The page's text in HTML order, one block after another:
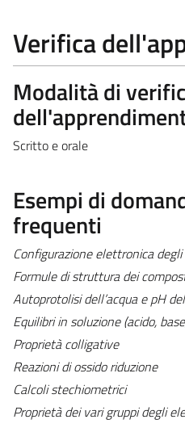
Verifica
Modalità di
Scritto e orale
Esempi di
frequenti
Configurazione elettronica
Formule di struttura dei
Autoprotolisi dell’acqua e pH
Equilibri in soluzione (acido,
Proprietà colligative
Reazioni di ossido riduzione
Calcoli stechiometrici
Proprietà dei vari gruppi degli